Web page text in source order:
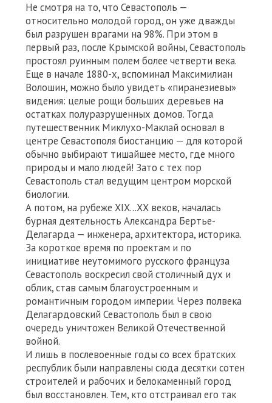
Не смотря на то, что Севастополь —
относительно молодой город, он уже дважды
был разрушен врагами на 98%. При этом в
первый раз, после Крымской войны, Севастополь
простоял руинным полем более четверти века.
Еще в начале 1880-х, вспоминал Максимилиан
Волошин, можно было увидеть «пиранезиевы»
видения: целые рощи больших деревьев на
остатках полуразрушенных домов. Тогда
путешественник Миклухо-Маклай основал в
центре Севастополя биостанцию — для которой
обычно выбирают тишайшее место, где много
природы и мало людей! Зато с тех пор
Севастополь стал ведущим центром морской
биологии.
А потом, на рубеже ХІХ…ХХ веков, началась
бурная деятельность Александра Бертье-
Делагарда — инженера, архитектора, историка.
За короткое время по проектам и по
инициативе неутомимого русского француза
Севастополь воскресил свой столичный дух и
облик, став самым благоустроенным и
романтичным городом империи. Через полвека
Делагардовский Севастополь был в свою
очередь уничтожен Великой Отечественной
войной.
И лишь в послевоенные годы со всех братских
республик были направлены сюда десятки сотен
строителей и рабочих и белокаменный город
был восстановлен. Тем, кто отстраивал его так